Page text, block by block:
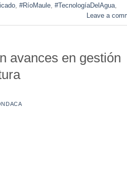
, #RíoMaule, #TecnologíaDelAgua,
Leave a
avances en gestión